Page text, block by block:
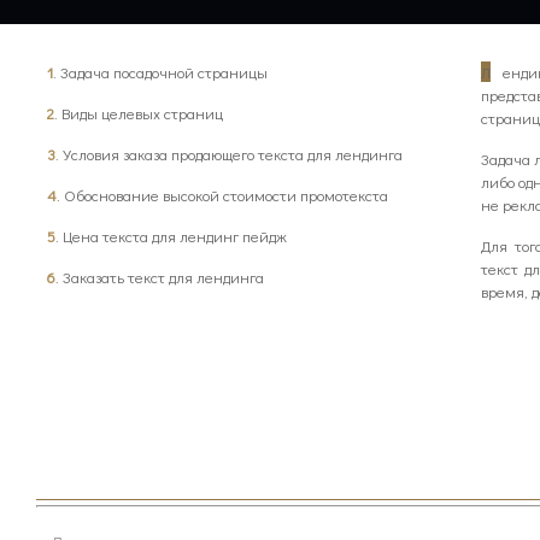
1 . Задача посадочной страницы
2 . Виды целевых страниц
3 . Условия заказа продающего текста для лендинга
4 . Обоснование высокой стоимости промотекста
5 . Цена текста для лендинг пейдж
6 . Заказать текст для лендинга
Л
Задача
либо
не
Для
текст
время,